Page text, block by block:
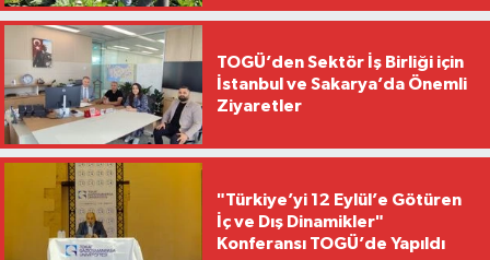
TOGÜ’den Sektör İş Birliği için
İstanbul ve Sakarya’da Önemli
Ziyaretler
"Türkiye’yi 12 Eylül’e Götüren
İç ve Dış Dinamikler"
Konferansı TOGÜ’de Yapıldı